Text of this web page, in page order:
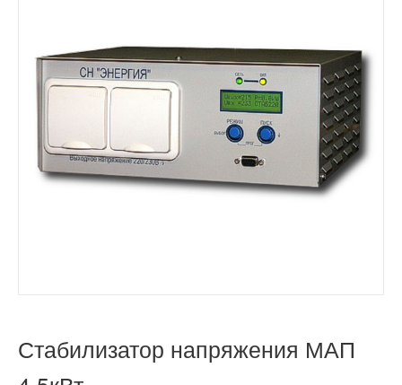
Стабилизатор напряжения МАП